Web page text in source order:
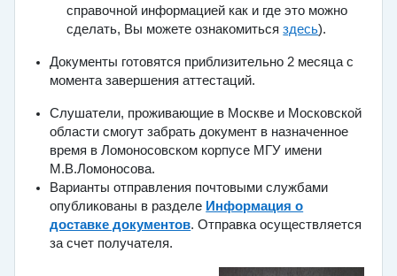
справочной информацией как и где это можно
сделать, Вы можете ознакомитьсяздесь).
Документы готовятся приблизительно 2 месяца с
момента завершения аттестаций.
Слушатели, проживающие в Москве и Московской
области смогут забрать документ в назначенное
время в Ломоносовском корпусе МГУ имени
М.В.Ломоносова.
Варианты отправления почтовыми службами
опубликованы в разделе Информация о
доставке документов. Отправка осуществляется
за счет получателя.